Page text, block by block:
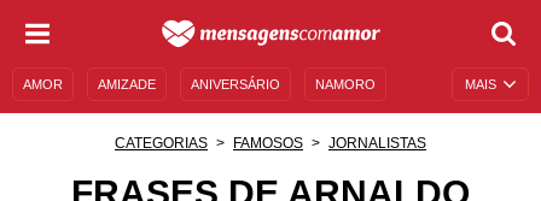
MAIS
AMOR AMIZADE ANIVERSÁRIO NAMORO
CATEGORIAS FAMOSOS JORNALISTAS